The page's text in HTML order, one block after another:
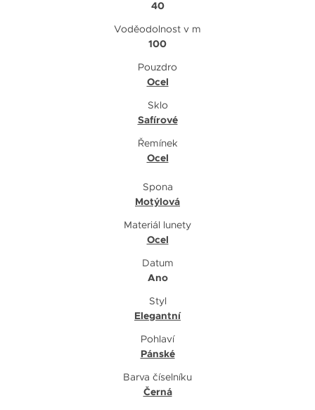
40
Voděodolnost v m
100
Pouzdro
Ocel
Sklo
Safírové
Řemínek
Ocel
Spona
Motýlová
Materiál lunety
Ocel
Datum
Ano
Styl
Elegantní
Pohlaví
Pánské
Barva číselníku
Černá